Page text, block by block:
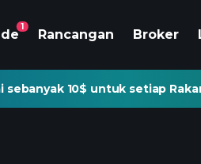
1
Rancangan Broker
10$ untuk setiap